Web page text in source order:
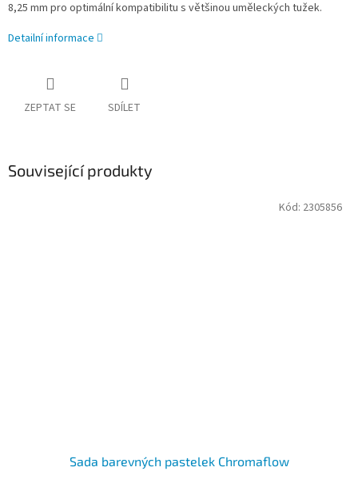
8,25 mm pro optimální kompatibilitu s většinou uměleckých tužek.
Detailní informace
ZEPTAT SE SDÍLET
Související produkty
Sada barevných pastelek Chromaflow
Kód: 2305856